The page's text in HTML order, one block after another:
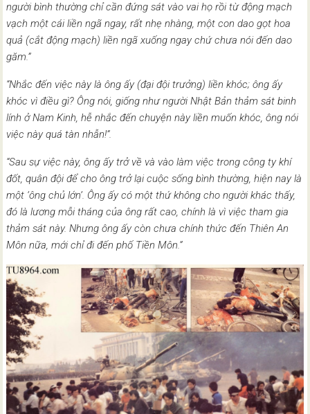
người bình thường chỉ cần đứng sát vào vai họ rồi từ động mạch
vạch một cái liền ngã ngay, rất nhẹ nhàng, một con dao gọt hoa
quả (cắt động mạch) liền ngã xuống ngay chứ chưa nói đến dao
găm.”
“Nhắc đến việc này là ông ấy (đại đội trưởng) liền khóc; ông ấy
khóc vì điều gì? Ông nói, giống như người Nhật Bản thảm sát binh
lính ở Nam Kinh, hễ nhắc đến chuyện này liền muốn khóc, ông nói
việc này quá tàn nhẫn!”.
“Sau sự việc này, ông ấy trở về và vào làm việc trong công ty khí
đốt, quân đội để cho ông trở lại cuộc sống bình thường, hiện nay là
một ‘ông chủ lớn’. Ông ấy có một thứ không cho người khác thấy,
đó là lương mỗi tháng của ông rất cao, chính là vì việc tham gia
thảm sát này. Nhưng ông ấy còn chưa chính thức đến Thiên An
Môn nữa, mới chỉ đi đến phố Tiền Môn.”